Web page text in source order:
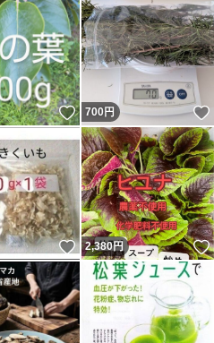
いいね！
700円
いいね！
2,380円